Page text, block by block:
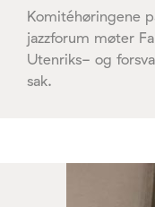
Komitéhøringene
jazzforum møter
Utenriks- og
sak.